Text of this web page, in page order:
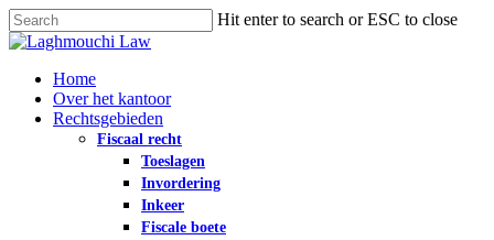
Skip
to
content
Hit enter to search or ESC to close
Close
Menu
Home
Over het kantoor
Rechtsgebieden
Fiscaal recht
Toeslagen
Invordering
Inkeer
Fiscale boete